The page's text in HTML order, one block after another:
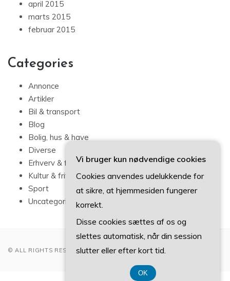
april 2015
marts 2015
februar 2015
Categories
Annonce
Artikler
Bil & transport
Blog
Bolig, hus & have
Diverse
Erhverv & forbrug
Kultur & fritid
Sport
Uncategorized
© ALL RIGHTS RESERVED 2022
Vi bruger kun nødvendige cookies
Cookies anvendes udelukkende for
at sikre, at hjemmesiden fungerer
korrekt.
Disse cookies sættes af os og
slettes automatisk, når din session
slutter eller efter kort tid.
OK